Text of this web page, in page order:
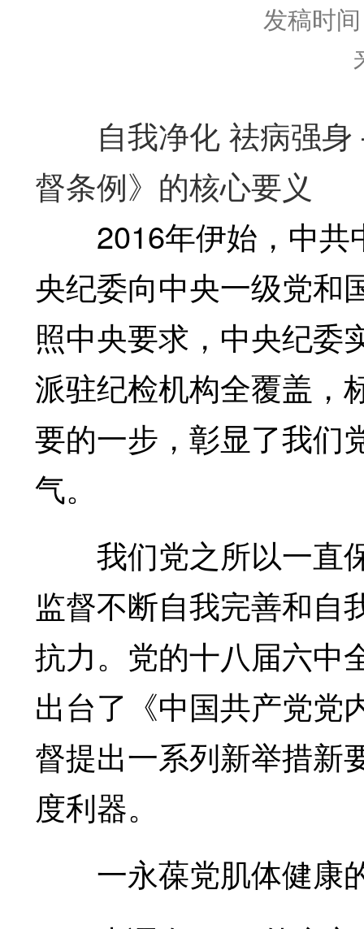
发稿时
自我净化 祛病强身
督条例》的核心要义
2016年伊始，中共
央纪委向中央一级党和
照中央要求，中央纪委
派驻纪检机构全覆盖，
要的一步，彰显了我们
气。
我们党之所以一直
监督不断自我完善和自
抗力。党的十八届六中
出台了《中国共产党党
督提出一系列新举措新
度利器。
一永葆党肌体健康